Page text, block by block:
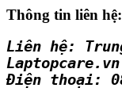
Thông tin liên hệ:
Liên hệ:
Laptopcare.vn
Điện thoại: